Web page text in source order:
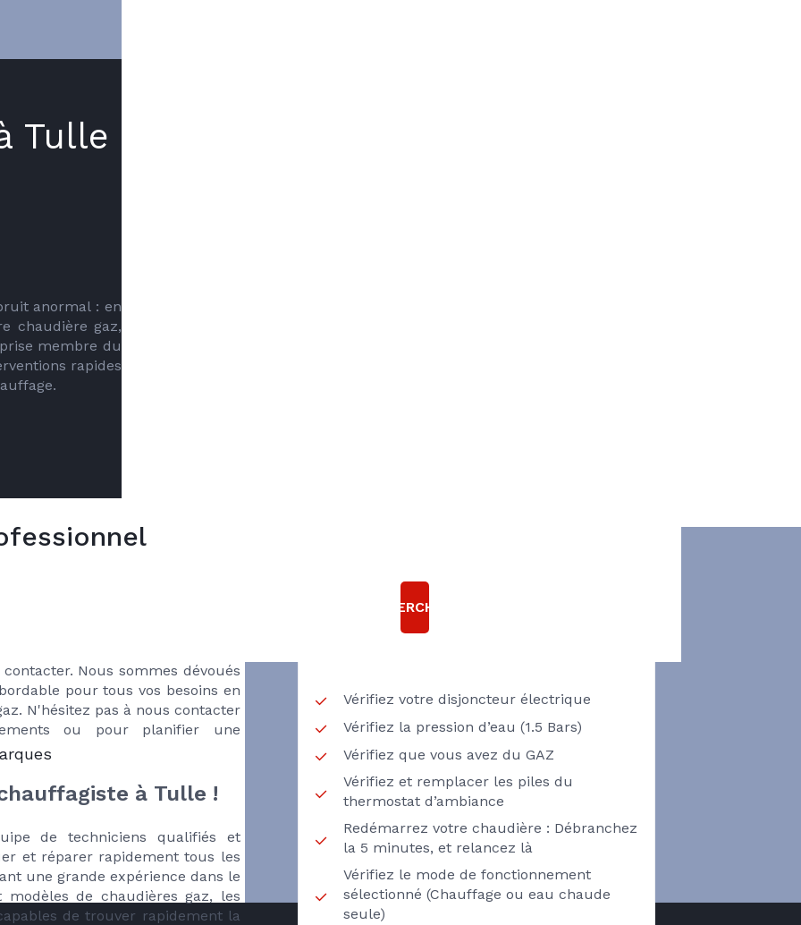
Tulle
anormal : en
chaudière gaz,
rapides
Nous sommes dévoués
pour tous vos besoins en
N'hésitez pas à nous contacter
ou pour planifier une
à Tulle !
de techniciens qualifiés et
et réparer rapidement tous les
une grande expérience dans le
de chaudières gaz, les
de trouver rapidement la
EST EN PANNE ?
Pensez à vérifier
Vérifiez votre disjoncteur électrique
Vérifiez la pression d’eau (1.5 Bars)
Vérifiez que vous avez du GAZ
Vérifiez et remplacer les piles du
thermostat d’ambiance
Redémarrez votre chaudière : Débranchez
la 5 minutes, et relancez là
Vérifiez le mode de fonctionnement
sélectionné (Chauffage ou eau chaude
seule)
RECHERCHER